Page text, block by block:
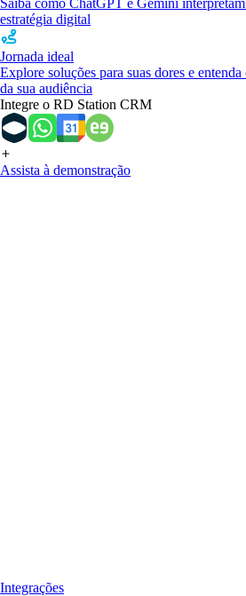
estratégia digital
Jornada ideal
Explore soluções para suas dores e
da sua audiência
Integre o RD Station CRM
Assista à demonstração
Integrações